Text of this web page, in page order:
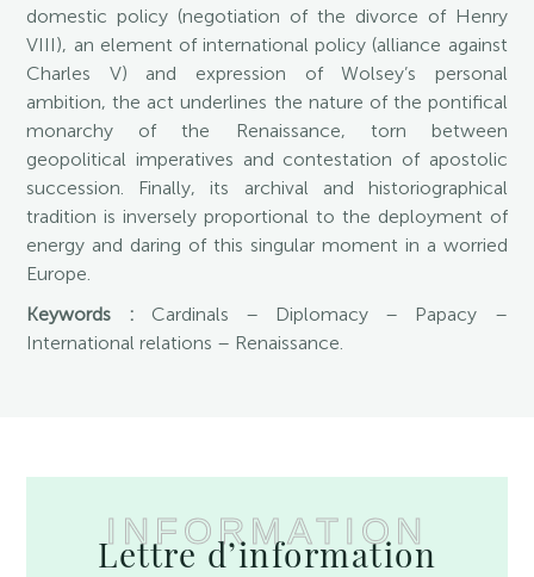
domestic policy (negotiation of the divorce of Henry
VIII), an element of international policy (alliance against
Charles V) and expression of Wolsey’s personal
ambition, the act underlines the nature of the pontifical
monarchy of the Renaissance, torn between
geopolitical imperatives and contestation of apostolic
succession. Finally, its archival and historiographical
tradition is inversely proportional to the deployment of
energy and daring of this singular moment in a worried
Europe.
Keywords : Cardinals – Diplomacy – Papacy –
International relations – Renaissance.
INFORMATION
Lettre d’information